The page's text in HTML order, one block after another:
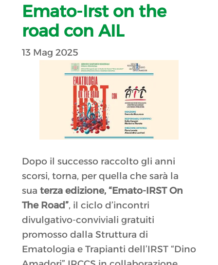
Emato-Irst on the
road con AIL
13 Mag 2025
Dopo il successo raccolto gli anni
scorsi, torna, per quella che sarà la
sua terza edizione, “Emato-IRST On
The Road”, il ciclo d’incontri
divulgativo-conviviali gratuiti
promosso dalla Struttura di
Ematologia e Trapianti dell’IRST “Dino